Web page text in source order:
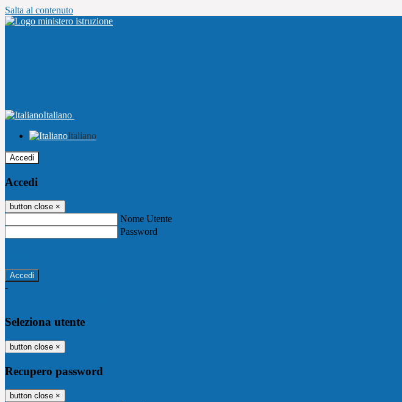
Salta al contenuto
Italiano
Italiano
Accedi
Accedi
button close ×
Nome Utente
Password
-
Seleziona utente
button close ×
Recupero password
button close ×